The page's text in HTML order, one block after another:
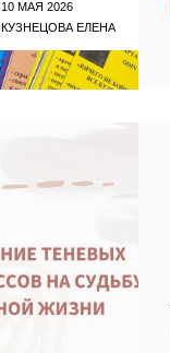
10 МАЯ 2026
КУЗНЕЦОВА ЕЛЕНА